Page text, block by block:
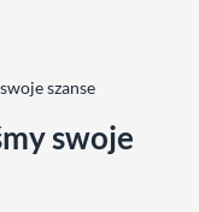
szanse
swoje